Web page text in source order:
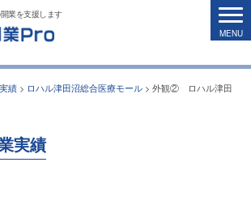
業を支援します
績 > ロハル津田沼総合医療モール > 外観② ロハル津田
実績